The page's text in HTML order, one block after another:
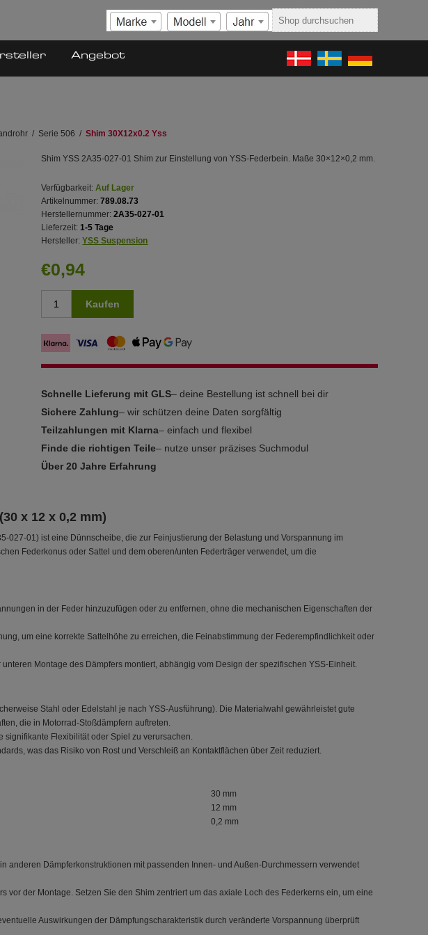
Angebot
/ Serie 506 / Shim 30X12x0.2 Yss
Shim YSS 2A35-027-01 Shim zur Einstellung von YSS-Federbein. Maße 30×12×0,2 mm.
Verfügbarkeit: Auf Lager
Artikelnummer: 789.08.73
Herstellernummer: 2A35-027-01
Lieferzeit: 1-5 Tage
Hersteller: YSS Suspension
€0,94
Kaufen
Schnelle Lieferung mit GLS– deine Bestellung ist schnell bei dir
Sichere Zahlung– wir schützen deine Daten sorgfältig
Teilzahlungen mit Klarna– einfach und flexibel
Finde die richtigen Teile– nutze unser präzises Suchmodul
Über 20 Jahre Erfahrung
x 12 x 0,2 mm)
027-01) ist eine Dünnscheibe, die zur Feinjustierung der Belastung und Vorspannung im
Federkonus oder Sattel und dem oberen/unten Federträger verwendet, um die
in der Feder hinzuzufügen oder zu entfernen, ohne die mechanischen Eigenschaften der
um eine korrekte Sattelhöhe zu erreichen, die Feinabstimmung der Federempfindlichkeit oder
Montage des Dämpfers montiert, abhängig vom Design der spezifischen YSS-Einheit.
Stahl oder Edelstahl je nach YSS-Ausführung). Die Materialwahl gewährleistet gute
die in Motorrad-Stoßdämpfern auftreten.
signifikante Flexibilität oder Spiel zu verursachen.
was das Risiko von Rost und Verschleiß an Kontaktflächen über Zeit reduziert.
30 mm
12 mm
0,2 mm
anderen Dämpferkonstruktionen mit passenden Innen- und Außen-Durchmessern verwendet
vor der Montage. Setzen Sie den Shim zentriert um das axiale Loch des Federkerns ein, um eine
Auswirkungen der Dämpfungscharakteristik durch veränderte Vorspannung überprüft